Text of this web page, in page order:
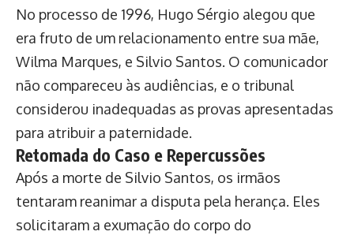
No processo de 1996, Hugo Sérgio alegou que
era fruto de um relacionamento entre sua mãe,
Wilma Marques, e Silvio Santos. O comunicador
não compareceu às audiências, e o tribunal
considerou inadequadas as provas apresentadas
para atribuir a paternidade.
Retomada do Caso e Repercussões
Após a morte de Silvio Santos, os irmãos
tentaram reanimar a disputa pela herança. Eles
solicitaram a exumação do corpo do